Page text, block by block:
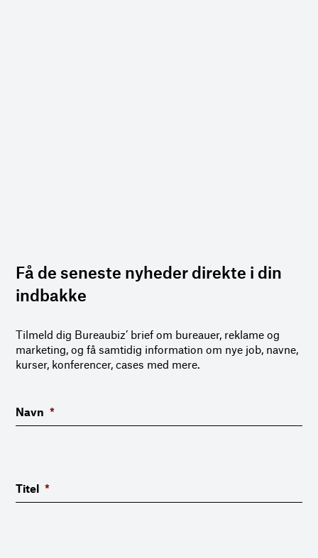
Få de seneste nyheder direkte i din
indbakke
Tilmeld dig Bureaubiz’ brief om bureauer, reklame og
marketing, og få samtidig information om nye job, navne,
kurser, konferencer, cases med mere.
Navn *
Titel *